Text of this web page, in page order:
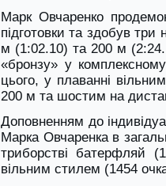
Марк Овчаренко
підготовки та здобув три
м (1:02.10) та 200 м
«бронзу» у
цього, у плаванні
200 м та шостим на
Доповненням до
Марка Овчаренка в
триборстві батерфляй
вільним стилем (1454